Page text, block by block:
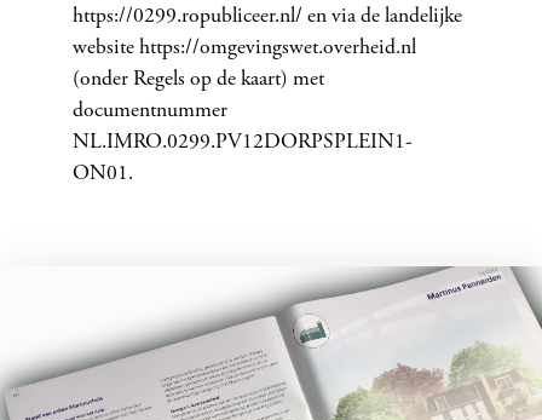
https://0299.ropubliceer.nl/ en via de landelijke
website https://omgevingswet.overheid.nl
(onder Regels op de kaart) met
documentnummer
NL.IMRO.0299.PV12DORPSPLEIN1-
ON01.